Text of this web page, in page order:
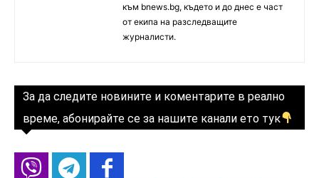
към bnews.bg, където и до днес е част
от екипа на разследващите
журналисти.
За да следите новините и коментарите в реално
време, абонирайте се за нашите канали ето тук